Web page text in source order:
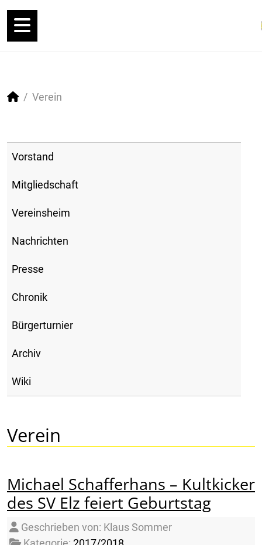
Verein
Vorstand
Mitgliedschaft
Vereinsheim
Nachrichten
Presse
Chronik
Bürgerturnier
Archiv
Wiki
Verein
Michael Schafferhans – Kultkicker
des SV Elz feiert Geburtstag
Details
Geschrieben von: Klaus Sommer